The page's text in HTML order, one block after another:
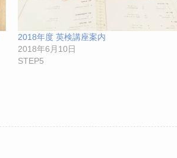
2018年度 英検講座案内
2018年6月10日
STEP5